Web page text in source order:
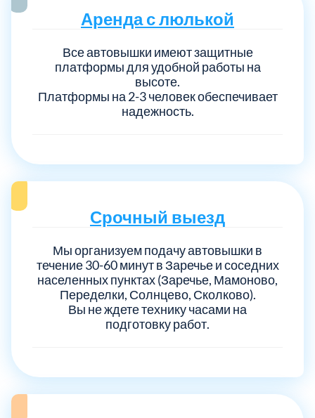
Аренда с люлькой
Все автовышки имеют защитные
платформы для удобной работы на
высоте.
Платформы на 2-3 человек обеспечивает
надежность.
Срочный выезд
Мы организуем подачу автовышки в
течение 30-60 минут в Заречье и соседних
населенных пунктах (Заречье, Мамоново,
Переделки, Солнцево, Сколково).
Вы не ждете технику часами на
подготовку работ.